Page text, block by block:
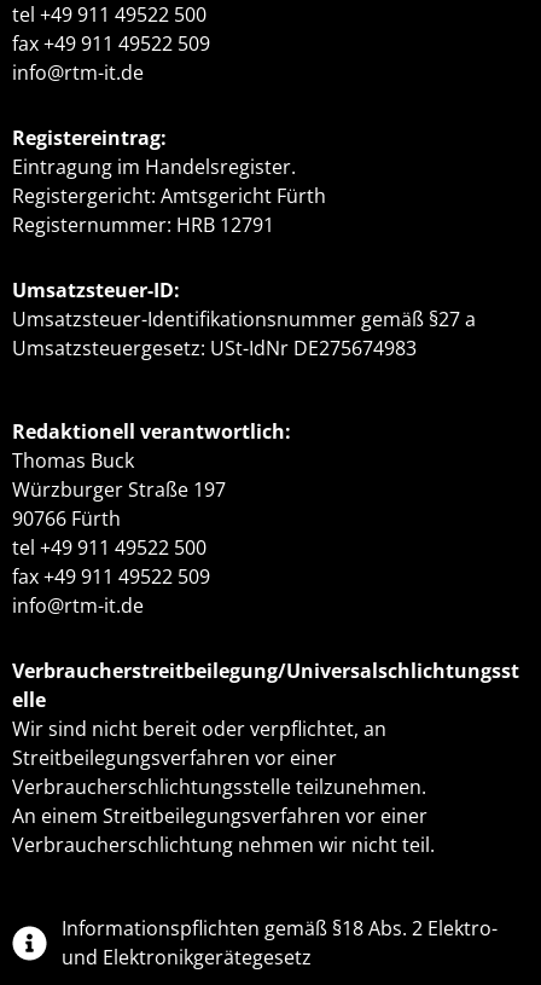
tel +49 911 49522 500
fax +49 911 49522 509
info@rtm-it.de
Registereintrag:
Eintragung im Handelsregister.
Registergericht: Amtsgericht Fürth
Registernummer: HRB 12791
Umsatzsteuer-ID:
Umsatzsteuer-Identifikationsnummer gemäß §27 a
Umsatzsteuergesetz: USt-IdNr DE275674983
Redaktionell verantwortlich:
Thomas Buck
Würzburger Straße 197
90766 Fürth
tel +49 911 49522 500
fax +49 911 49522 509
info@rtm-it.de
Verbraucherstreitbeilegung/Universalschlichtungsst
elle
Wir sind nicht bereit oder verpflichtet, an
Streitbeilegungsverfahren vor einer
Verbraucherschlichtungsstelle teilzunehmen.
An einem Streitbeilegungsverfahren vor einer
Verbraucherschlichtung nehmen wir nicht teil.
Informationspflichten gemäß §18 Abs. 2 Elektro-
und Elektronikgerätegesetz